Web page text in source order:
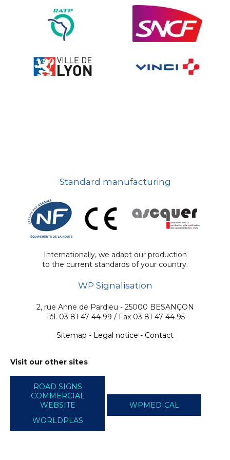
On-board road signs
Standard manufacturing
Internationally, we adapt our production
to the current standards of your country.
WP Signalisation
2, rue Anne de Pardieu - 25000 BESANÇON
Tél. 03 81 47 44 99 / Fax 03 81 47 44 95
Sitemap - Legal notice - Contact
Visit our other sites
ROAD SIGNS
COMMERCIAL
WEBSITE
WPMEDICAL
WORLDPLAS